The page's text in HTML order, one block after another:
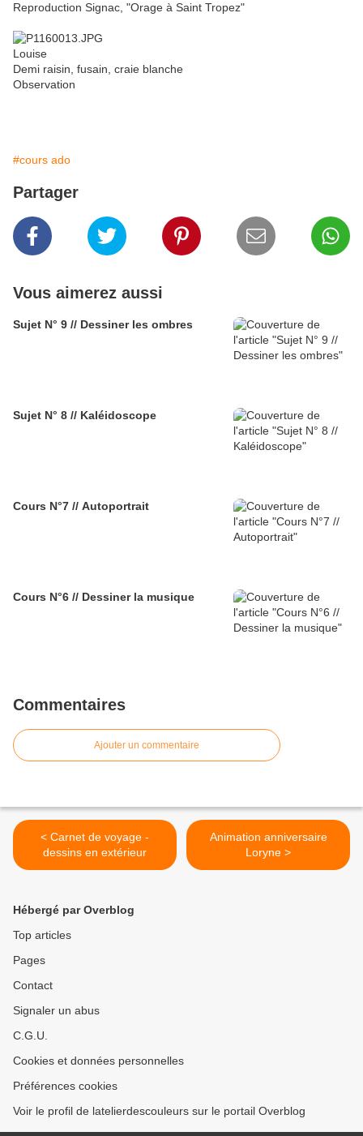
Reproduction Signac, "Orage à Saint Tropez"
Louise
Demi raisin, fusain, craie blanche
Observation
#cours ado
Partager
Vous aimerez aussi
Sujet N° 9 // Dessiner les ombres
Sujet N° 8 // Kaléidoscope
Cours N°7 // Autoportrait
Cours N°6 // Dessiner la musique
Commentaires
Ajouter un commentaire
< Carnet de voyage -
dessins en extérieur
Animation anniversaire
Loryne >
Hébergé par Overblog
Top articles
Pages
Contact
Signaler un abus
C.G.U.
Cookies et données personnelles
Préférences cookies
Voir le profil de latelierdescouleurs sur le portail Overblog